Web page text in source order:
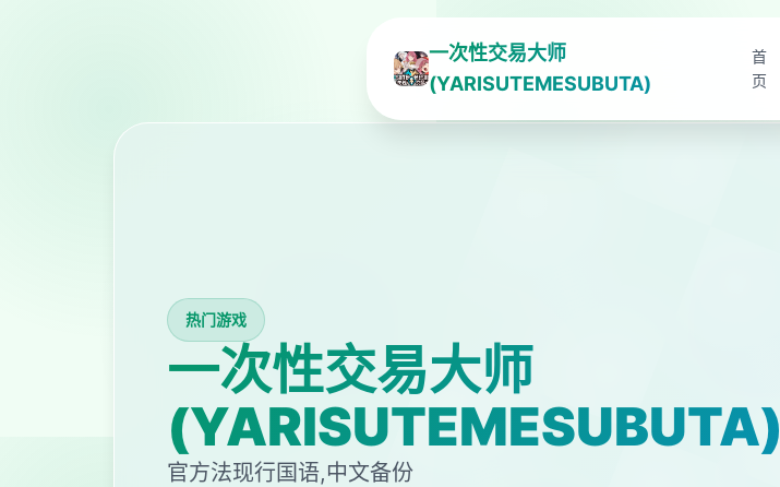
一次性交易大师
(YARISUTEMESUBUTA)
首
页
热门游戏
一次性交易大师
(YARISUTEMESUBUTA)
官方法现行国语,中文备份